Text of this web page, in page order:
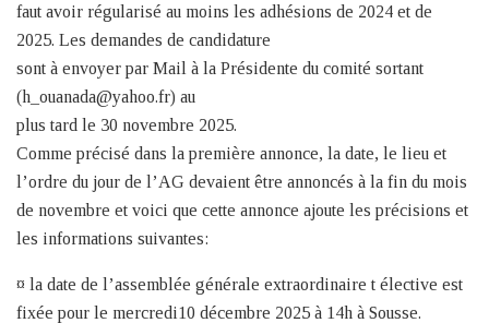
faut avoir régularisé au moins les adhésions de 2024 et de
2025. Les demandes de candidature
sont à envoyer par Mail à la Présidente du comité sortant
(h_ouanada@yahoo.fr) au
plus tard le 30 novembre 2025.
Comme précisé dans la première annonce, la date, le lieu et
l’ordre du jour de l’AG devaient être annoncés à la fin du mois
de novembre et voici que cette annonce ajoute les précisions et
les informations suivantes:
¤ la date de l’assemblée générale extraordinaire t élective est
fixée pour le mercredi10 décembre 2025 à 14h à Sousse.